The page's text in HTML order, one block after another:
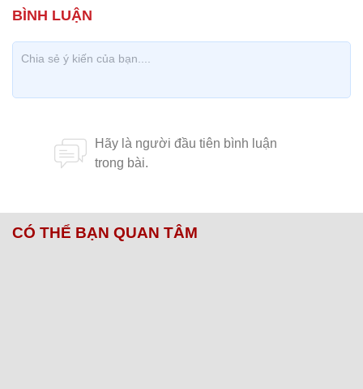
CÓ THỂ BẠN QUAN TÂM